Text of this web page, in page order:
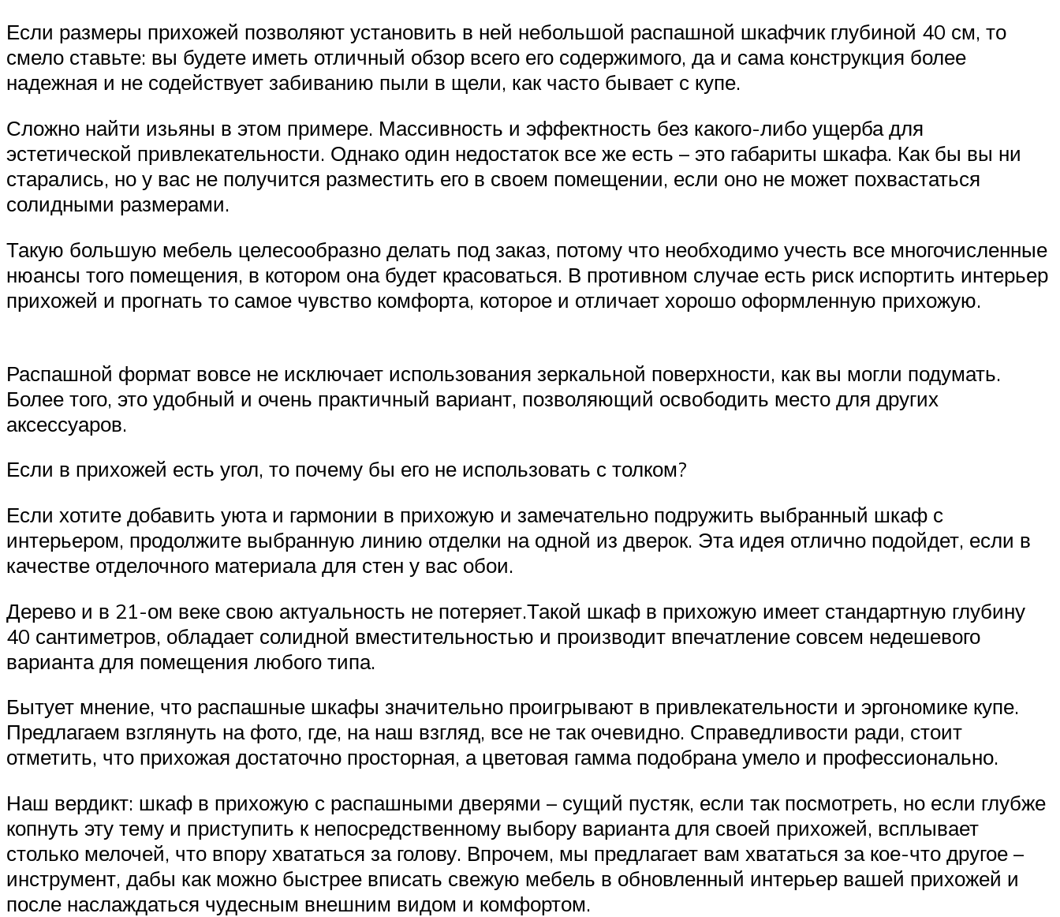
Если размеры прихожей позволяют установить в ней небольшой распашной шкафчик глубиной 40 см, то
смело ставьте: вы будете иметь отличный обзор всего его содержимого, да и сама конструкция более
надежная и не содействует забиванию пыли в щели, как часто бывает с купе.
Сложно найти изьяны в этом примере. Массивность и эффектность без какого-либо ущерба для
эстетической привлекательности. Однако один недостаток все же есть – это габариты шкафа. Как бы вы ни
старались, но у вас не получится разместить его в своем помещении, если оно не может похвастаться
солидными размерами.
Такую большую мебель целесообразно делать под заказ, потому что необходимо учесть все многочисленные
нюансы того помещения, в котором она будет красоваться. В противном случае есть риск испортить интерьер
прихожей и прогнать то самое чувство комфорта, которое и отличает хорошо оформленную прихожую.
Распашной формат вовсе не исключает использования зеркальной поверхности, как вы могли подумать.
Более того, это удобный и очень практичный вариант, позволяющий освободить место для других
аксессуаров.
Если в прихожей есть угол, то почему бы его не использовать с толком?
Если хотите добавить уюта и гармонии в прихожую и замечательно подружить выбранный шкаф с
интерьером, продолжите выбранную линию отделки на одной из дверок. Эта идея отлично подойдет, если в
качестве отделочного материала для стен у вас обои.
Дерево и в 21-ом веке свою актуальность не потеряет.Такой шкаф в прихожую имеет стандартную глубину
40 сантиметров, обладает солидной вместительностью и производит впечатление совсем недешевого
варианта для помещения любого типа.
Бытует мнение, что распашные шкафы значительно проигрывают в привлекательности и эргономике купе.
Предлагаем взглянуть на фото, где, на наш взгляд, все не так очевидно. Справедливости ради, стоит
отметить, что прихожая достаточно просторная, а цветовая гамма подобрана умело и профессионально.
Наш вердикт: шкаф в прихожую с распашными дверями – сущий пустяк, если так посмотреть, но если глубже
копнуть эту тему и приступить к непосредственному выбору варианта для своей прихожей, всплывает
столько мелочей, что впору хвататься за голову. Впрочем, мы предлагает вам хвататься за кое-что другое –
инструмент, дабы как можно быстрее вписать свежую мебель в обновленный интерьер вашей прихожей и
после наслаждаться чудесным внешним видом и комфортом.